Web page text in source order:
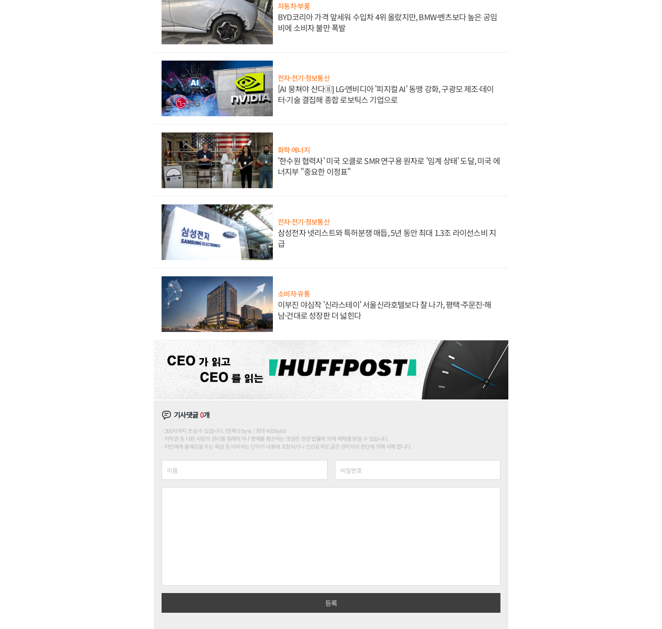
자동차·부품
BYD코리아 가격 앞세워 수입차 4위 올랐지만, BMW·벤츠보다 높은 공임
비에 소비자 불만 폭발
전자·전기·정보통신
[AI 뭉쳐야 산다⑧] LG·엔비디아 '피지컬 AI' 동맹 강화, 구광모 제조·데이
터·기술 결집해 종합 로보틱스 기업으로
화학·에너지
'한수원 협력사' 미국 오클로 SMR 연구용 원자로 '임계 상태' 도달, 미국 에
너지부 "중요한 이정표"
전자·전기·정보통신
삼성전자 넷리스트와 특허분쟁 매듭, 5년 동안 최대 1.3조 라이선스비 지
급
소비자·유통
이부진 야심작 '신라스테이' 서울신라호텔보다 잘 나가, 평택·주문진·해
남·건대로 성장판 더 넓힌다
기사댓글0개
200자까지 쓰실 수 있습니다. (현재 0 byte / 최대 400byte)
저작권 등 다른 사람의 권리를 침해하거나 명예를 훼손하는 댓글은 관련 법률에 의해 제재를 받을 수 있습니다.
타인에게 불쾌감을 주는 욕설 등 비하하는 단어가 내용에 포함되거나 인신공격성 글은 관리자의 판단에 의해 삭제 합니다.